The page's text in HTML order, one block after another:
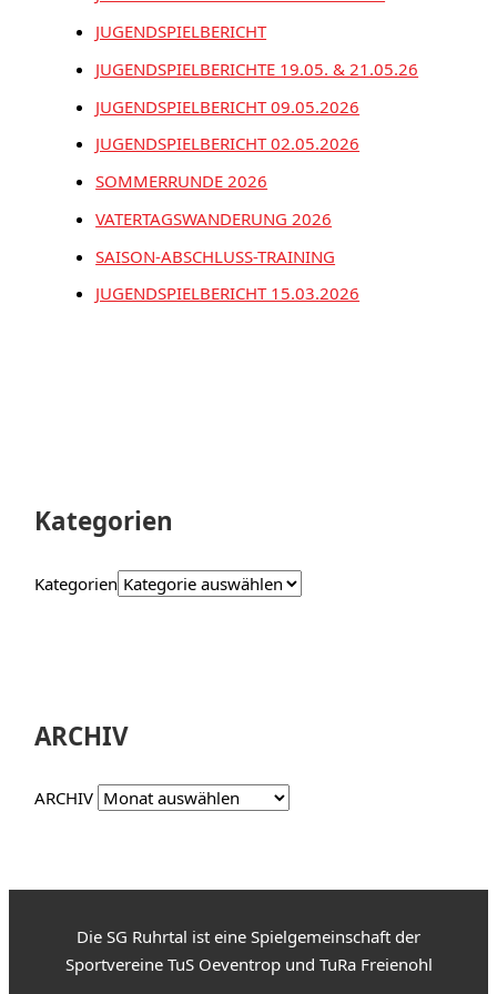
JUGENDSPIELBERICHT
JUGENDSPIELBERICHTE 19.05. & 21.05.26
JUGENDSPIELBERICHT 09.05.2026
JUGENDSPIELBERICHT 02.05.2026
SOMMERRUNDE 2026
VATERTAGSWANDERUNG 2026
SAISON-ABSCHLUSS-TRAINING
JUGENDSPIELBERICHT 15.03.2026
Kategorien
Kategorien
ARCHIV
ARCHIV
Die SG Ruhrtal ist eine Spielgemeinschaft der
Sportvereine TuS Oeventrop und TuRa Freienohl